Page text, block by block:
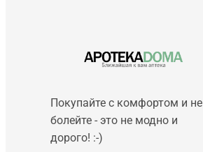
Покупайте с комфортом и не
болейте - это не модно и
дорого! :-)